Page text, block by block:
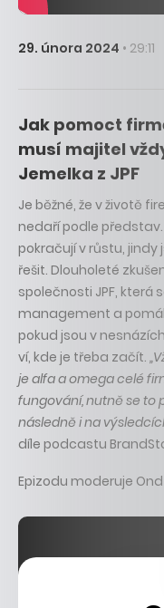
29. února 2024 • 29:11
Jak pomoct
musí majitel
Jemelka z JPF
Je běžné, že v životě
nedaří podle
pokračují v růstu, jindy
řešit. Dlouholeté
společnosti JPF, která
management a
pokud jsou v
ví, kde je třeba začít.
je alfa a omega celé
fungování, nutně se to
následně i na
díle podcastu
Epizodu moderuje